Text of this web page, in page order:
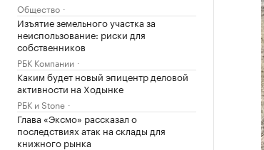
Общество
Изъятие земельного участка за
неиспользование: риски для
собственников
РБК Компании
Каким будет новый эпицентр деловой
активности на Ходынке
РБК и Stone
Глава «Эксмо» рассказал о
последствиях атак на склады для
книжного рынка